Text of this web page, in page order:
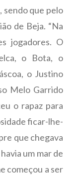
sendo que pelo
de Beja. “Na
jogadores. O
o Bota, o
o Justino
Melo Garrido
o rapaz para
ficar-lhe-
que chegava
um mar de
começou a ser